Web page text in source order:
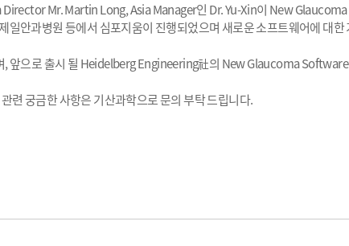
Director Mr. Martin Long, Asia Manager인 Dr. Yu-Xin이 New
일안과병원 등에서 심포지움이 진행되었으며 새로운 소프트웨어에 대
,앞으로 출시 될 Heidelberg Engineering社의 New Glaucoma Software
관련 궁금한 사항은 기산과학으로 문의 부탁 드립니다.